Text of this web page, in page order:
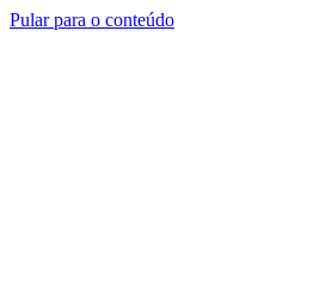
Pular para o conteúdo